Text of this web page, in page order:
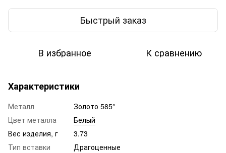
Быстрый заказ
В избранное К сравнению
Характеристики
Металл
Золото 585°
Цвет металла
Белый
Вес изделия, г
3.73
Тип вставки
Драгоценные